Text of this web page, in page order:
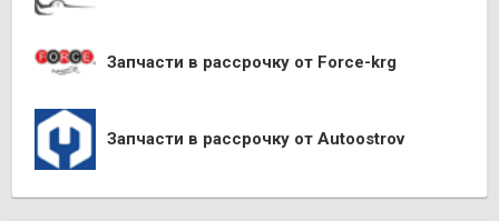
Запчасти в рассрочку от Force-krg
Запчасти в рассрочку от Autoostrov